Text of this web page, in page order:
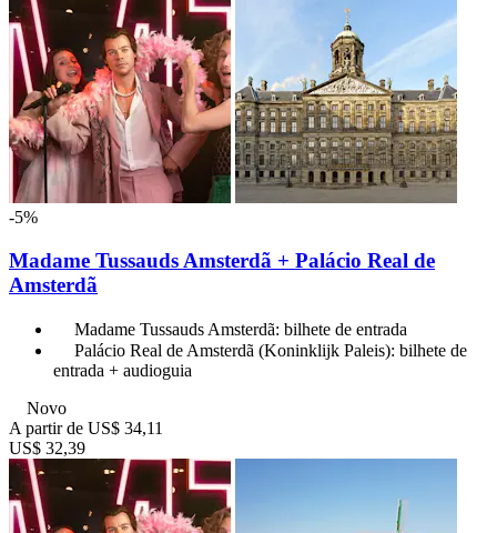
-5%
Madame Tussauds Amsterdã + Palácio Real de
Amsterdã
Madame Tussauds Amsterdã: bilhete de entrada
Palácio Real de Amsterdã (Koninklijk Paleis): bilhete de
entrada + audioguia
Novo
A partir de US$ 34,11
US$ 32,39